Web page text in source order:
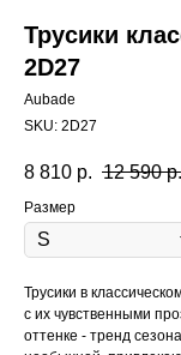
Трусики
2D27
Aubade
SKU: 2D27
8 810 р. 12 590 р.
Размер
Трусики в
с их чувственными
оттенке - тренд